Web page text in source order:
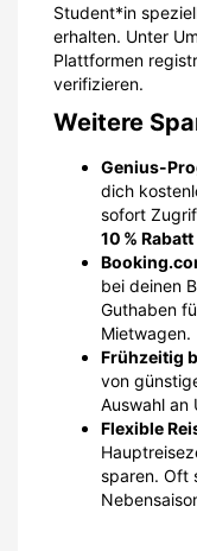
Student*in
erhalten. Unter
Plattformen
verifizieren.
Weitere
Genius-
dich
sofort
10 % Rabatt
bei deinen
Guthaben
Mietwagen.
Frühzeitig
von
Auswahl an
Flexible
sparen. Oft